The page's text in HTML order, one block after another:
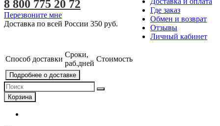
Где заказ
Обмен и возврат
Отзывы
Личный кабинет
8 800 775 20 72
Перезвоните мне
Доставка по всей России 350 руб.
Способ доставки
Сроки,
раб.дней
Стоимость
Подробнее о доставке
Корзина